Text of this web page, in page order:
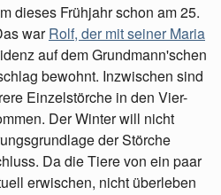
dieses Frühjahr schon am 25.
warRolf, der mit seiner Maria
auf dem Grundmann'schen
bewohnt. Inzwischen sind
Einzelstörche in den Vier-
Der Winter will nicht
der Störche
Da die Tiere von ein paar
erwischen, nicht überleben